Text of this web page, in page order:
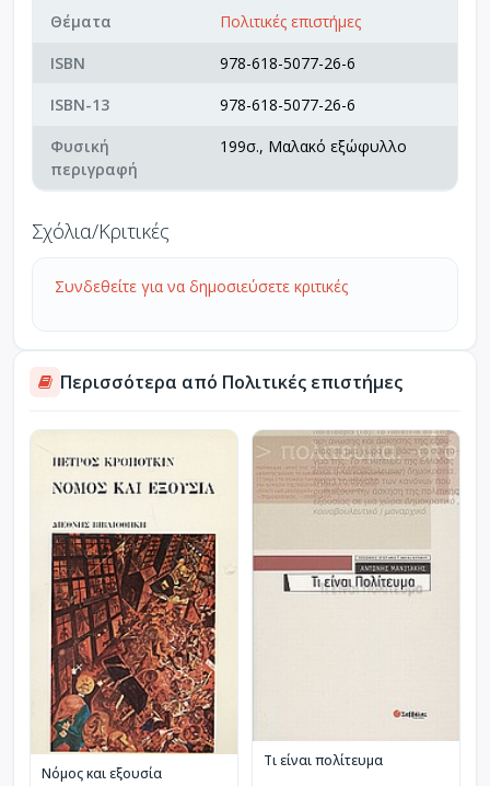
Θέματα
Πολιτικές επιστήμες
ISBN
978-618-5077-26-6
ISBN-13
978-618-5077-26-6
Φυσική
περιγραφή
199σ., Μαλακό εξώφυλλο
Σχόλια/Κριτικές
Συνδεθείτε για να δημοσιεύσετε κριτικές
Περισσότερα από Πολιτικές επιστήμες
Νόμος και εξουσία
Τι είναι πολίτευμα